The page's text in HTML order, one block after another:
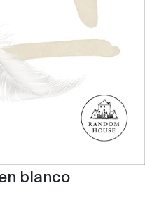
blanco